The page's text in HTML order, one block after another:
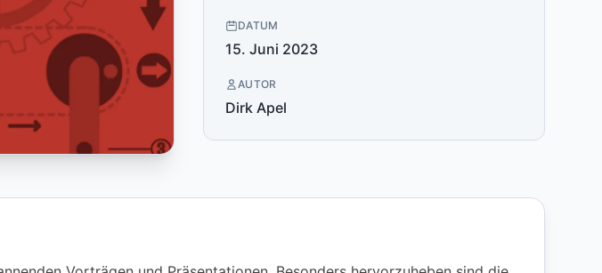
DATUM
15. Juni 2023
AUTOR
Dirk Apel